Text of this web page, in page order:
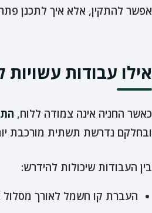
אפשר להתקין, אלא איך לתכנן
אילו עבודות
כאשר החניה אינה צמודה ללוח,
ובחלקם נדרשת תשתית מורכבת
בין העבודות שיכולות להידרש:
העברת קו חשמל לאורך מסלול